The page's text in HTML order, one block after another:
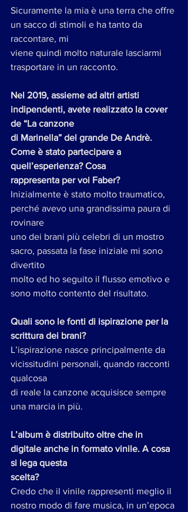
Sicuramente la mia è una terra che offre
un sacco di stimoli e ha tanto da
raccontare, mi
viene quindi molto naturale lasciarmi
trasportare in un racconto.
Nel 2019, assieme ad altri artisti
indipendenti, avete realizzato la cover
de “La canzone
di Marinella” del grande De Andrè.
Come è stato partecipare a
quell’esperienza? Cosa
rappresenta per voi Faber?
Inizialmente è stato molto traumatico,
perché avevo una grandissima paura di
rovinare
uno dei brani più celebri di un mostro
sacro, passata la fase iniziale mi sono
divertito
molto ed ho seguito il flusso emotivo e
sono molto contento del risultato.
Quali sono le fonti di ispirazione per la
scrittura dei brani?
L’ispirazione nasce principalmente da
vicissitudini personali, quando racconti
qualcosa
di reale la canzone acquisisce sempre
una marcia in più.
L’album è distribuito oltre che in
digitale anche in formato vinile. A cosa
si lega questa
scelta?
Credo che il vinile rappresenti meglio il
nostro modo di fare musica, in un’epoca